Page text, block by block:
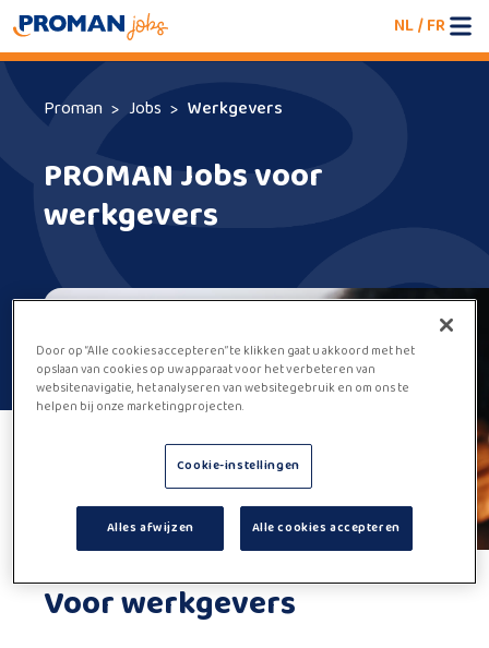
NL/FR
Proman Jobs Werkgevers
PROMAN Jobs voor
werkgevers
Voor werkgevers
Door op “Alle cookies accepteren” te klikken gaat u akkoord met het
opslaan van cookies op uw apparaat voor het verbeteren van
websitenavigatie, het analyseren van websitegebruik en om ons te
helpen bij onze marketingprojecten.
Cookie-instellingen
Alles afwijzen Alle cookies accepteren